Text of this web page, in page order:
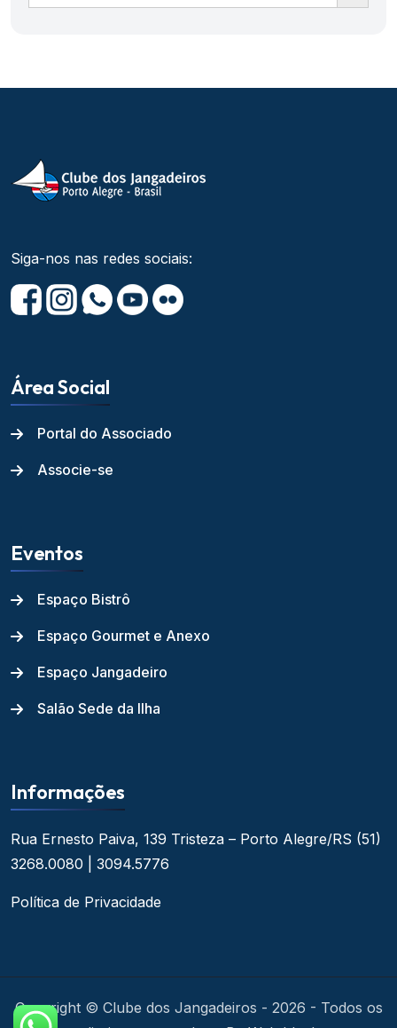
Siga-nos nas redes sociais:
Área Social
Portal do Associado
Associe-se
Eventos
Espaço Bistrô
Espaço Gourmet e Anexo
Espaço Jangadeiro
Salão Sede da Ilha
Informações
Rua Ernesto Paiva, 139 Tristeza – Porto Alegre/RS (51)
3268.0080 | 3094.5776
Política de Privacidade
Copyright © Clube dos Jangadeiros - 2026 - Todos os